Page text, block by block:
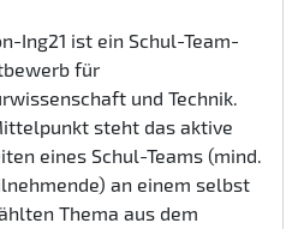
Ing21 ist ein Schul-Team-
für
und Technik.
steht das aktive
eines Schul-Teams (mind.
an einem selbst
Thema aus dem